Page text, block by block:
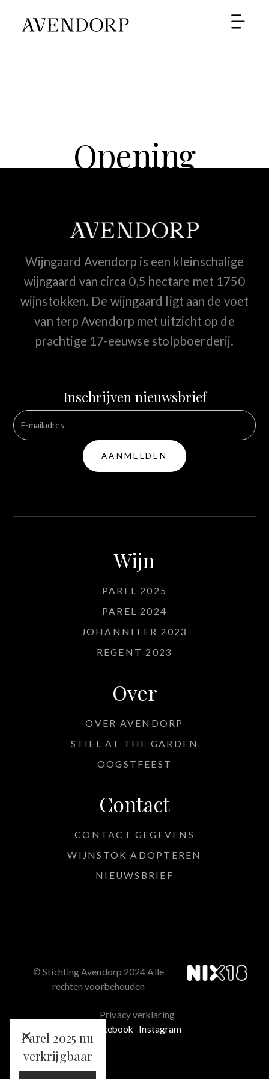
SHOP
Opening
Avendorp
Wijngaard Avendorp is een kleinschalige
wijngaard van circa 0,5 hectare met 1750
wijnstokken. De wijngaard ligt aan de voet
van terp Avendorp met uitzicht op de
prachtige 17-eeuwse stolpboerderij.
Inschrijven nieuwsbrief
Wijn
PAREL 2025
PAREL 2024
JOHANNITER 2023
REGENT 2023
Over
OVER AVENDORP
STIEL AT THE GARDEN
OOGSTFEEST
Contact
CONTACT GEGEVENS
WIJNSTOK ADOPTEREN
NIEUWSBRIEF
Parel 2025 nu
verkrijgbaar
© Stichting Avendorp 2024 Alle
rechten voorbehouden
Privacy verklaring
Facebook
Instagram